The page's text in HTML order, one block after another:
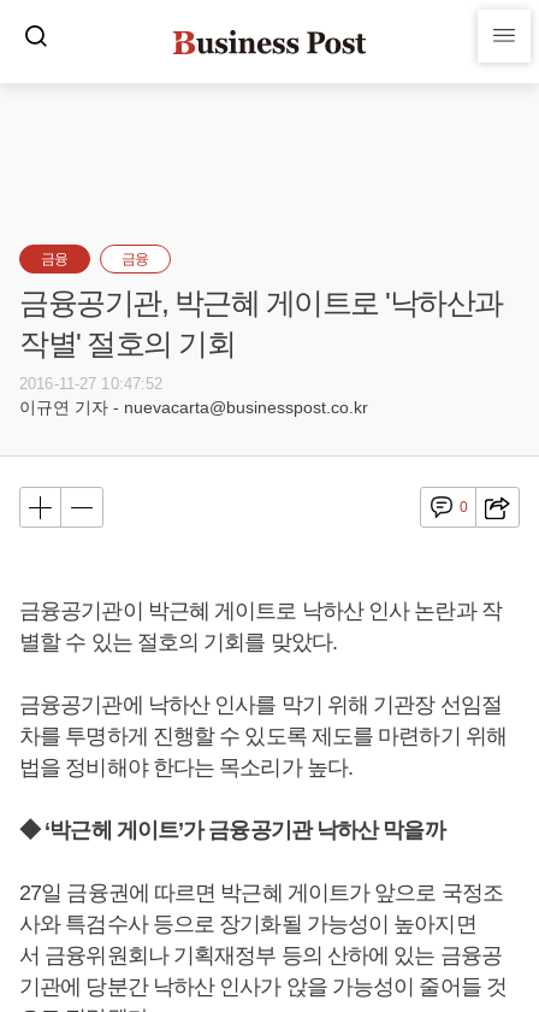
금융 금융
금융공기관, 박근혜 게이트로 '낙하산과
작별' 절호의 기회
2016-11-27 10:47:52
이규연 기자 - nuevacarta@businesspost.co.kr
0
금융공기관이 박근혜 게이트로 낙하산 인사 논란과 작
별할 수 있는 절호의 기회를 맞았다.
금융공기관에 낙하산 인사를 막기 위해 기관장 선임절
차를 투명하게 진행할 수 있도록 제도를 마련하기 위해
법을 정비해야 한다는 목소리가 높다.
◆ ‘박근헤 게이트’가 금융공기관 낙하산 막을까
27일 금융권에 따르면 박근혜 게이트가 앞으로 국정조
사와 특검수사 등으로 장기화될 가능성이 높아지면
서 금융위원회나 기획재정부 등의 산하에 있는 금융공
기관에 당분간 낙하산 인사가 앉을 가능성이 줄어들 것